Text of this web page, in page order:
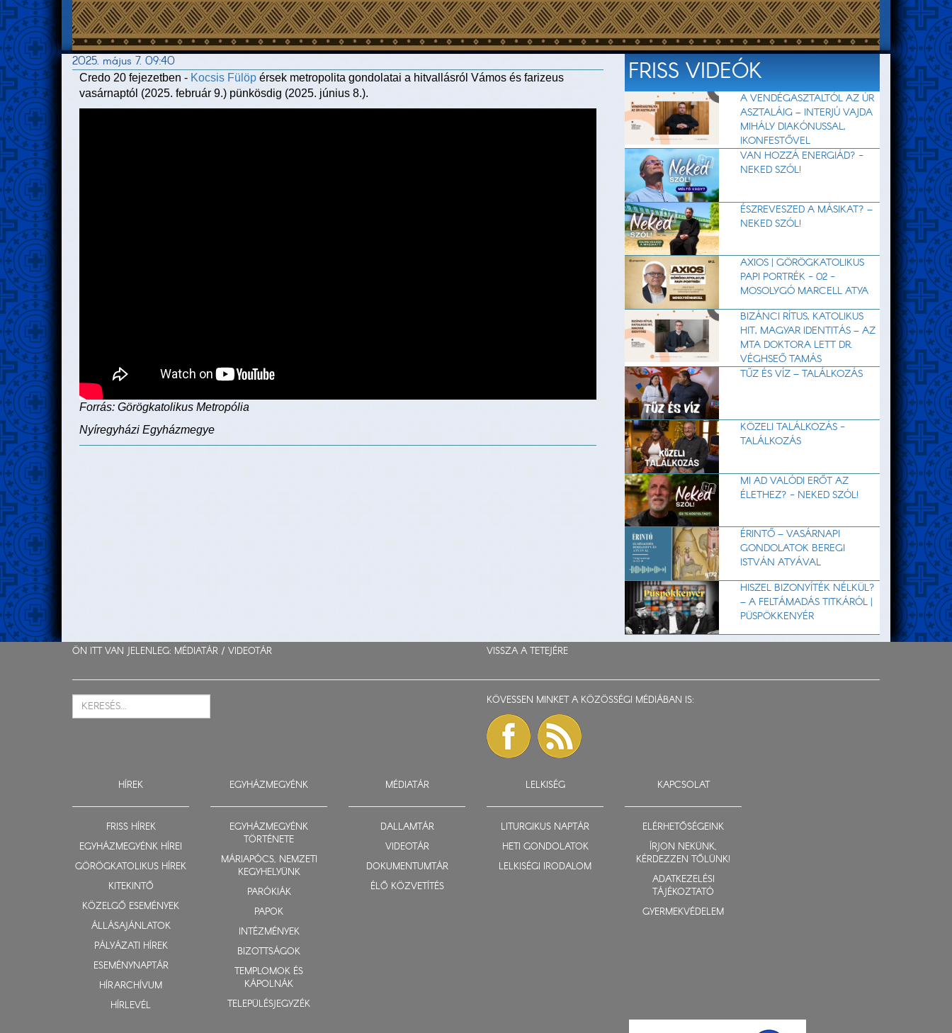
2025. május 7. 09:40
Credo 20 fejezetben - Kocsis Fülöp érsek metropolita gondolatai a hitvallásról Vámos és farizeus
vasárnaptól (2025. február 9.) pünkösdig (2025. június 8.).
Forrás: Görögkatolikus Metropólia
Nyíregyházi Egyházmegye
FRISS VIDEÓK
A VENDÉGASZTALTÓL AZ ÚR
ASZTALÁIG – INTERJÚ VAJDA
MIHÁLY DIAKÓNUSSAL,
IKONFESTŐVEL
VAN HOZZÁ ENERGIÁD? -
NEKED SZÓL!
ÉSZREVESZED A MÁSIKAT? –
NEKED SZÓL!
AXIOS | GÖRÖGKATOLIKUS
PAPI PORTRÉK - 02 -
MOSOLYGÓ MARCELL ATYA
BIZÁNCI RÍTUS, KATOLIKUS
HIT, MAGYAR IDENTITÁS – AZ
MTA DOKTORA LETT DR.
VÉGHSEŐ TAMÁS
TŰZ ÉS VÍZ – TALÁLKOZÁS
KÖZELI TALÁLKOZÁS -
TALÁLKOZÁS
MI AD VALÓDI ERŐT AZ
ÉLETHEZ? - NEKED SZÓL!
ÉRINTŐ – VASÁRNAPI
GONDOLATOK BEREGI
ISTVÁN ATYÁVAL
HISZEL BIZONYÍTÉK NÉLKÜL?
– A FELTÁMADÁS TITKÁRÓL |
PÜSPÖKKENYÉR
ÖN ITT VAN JELENLEG: MÉDIATÁR / VIDEOTÁR VISSZA A TETEJÉRE
KÖVESSEN MINKET A KÖZÖSSÉGI MÉDIÁBAN IS:
HÍREK
FRISS HÍREK
EGYHÁZMEGYÉNK HÍREI
GÖRÖGKATOLIKUS HÍREK
KITEKINTŐ
KÖZELGŐ ESEMÉNYEK
ÁLLÁSAJÁNLATOK
PÁLYÁZATI HÍREK
ESEMÉNYNAPTÁR
HÍRARCHÍVUM
HÍRLEVÉL
EGYHÁZMEGYÉNK
EGYHÁZMEGYÉNK
TÖRTÉNETE
MÁRIAPÓCS, NEMZETI
KEGYHELYÜNK
PARÓKIÁK
PAPOK
INTÉZMÉNYEK
BIZOTTSÁGOK
TEMPLOMOK ÉS
KÁPOLNÁK
TELEPÜLÉSJEGYZÉK
MÉDIATÁR
DALLAMTÁR
VIDEOTÁR
DOKUMENTUMTÁR
ÉLŐ KÖZVETÍTÉS
LELKISÉG
LITURGIKUS NAPTÁR
HETI GONDOLATOK
LELKISÉGI IRODALOM
KAPCSOLAT
ELÉRHETŐSÉGEINK
ÍRJON NEKÜNK,
KÉRDEZZEN TŐLÜNK!
ADATKEZELÉSI
TÁJÉKOZTATÓ
GYERMEKVÉDELEM